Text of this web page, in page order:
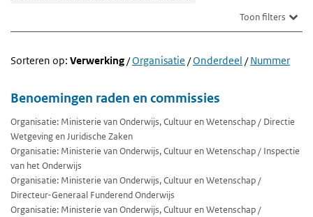
Toon filters
Sorteren op: Verwerking/Organisatie /Onderdeel /Nummer
Benoemingen raden en commissies
Organisatie: Ministerie van Onderwijs, Cultuur en Wetenschap / Directie
Wetgeving en Juridische Zaken
Organisatie: Ministerie van Onderwijs, Cultuur en Wetenschap / Inspectie
van het Onderwijs
Organisatie: Ministerie van Onderwijs, Cultuur en Wetenschap /
Directeur-Generaal Funderend Onderwijs
Organisatie: Ministerie van Onderwijs, Cultuur en Wetenschap /